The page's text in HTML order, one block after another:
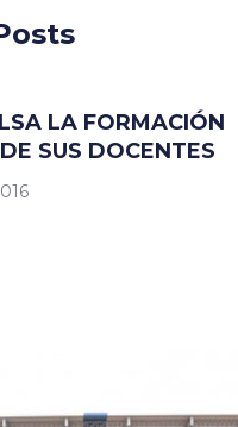
LA FORMACIÓN
SUS DOCENTES